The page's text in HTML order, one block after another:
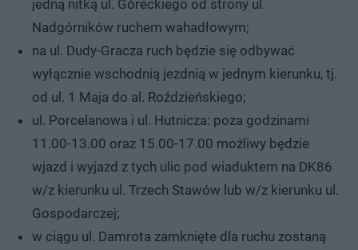
jedną nitką ul. Góreckiego od strony ul.
Nadgórników ruchem wahadłowym;
na ul. Dudy-Gracza ruch będzie się odbywać
wyłącznie wschodnią jezdnią w jednym kierunku, tj.
od ul. 1 Maja do al. Roździeńskiego;
ul. Porcelanowa i ul. Hutnicza: poza godzinami
11.00-13.00 oraz 15.00-17.00 możliwy będzie
wjazd i wyjazd z tych ulic pod wiaduktem na DK86
w/z kierunku ul. Trzech Stawów lub w/z kierunku ul.
Gospodarczej;
w ciągu ul. Damrota zamknięte dla ruchu zostaną